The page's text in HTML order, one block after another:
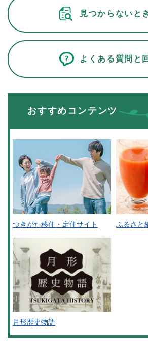
見つからないと
よくある質問と
おすすめコンテンツ
つきがた移住・定住サイト ふるさと
月形歴史物語